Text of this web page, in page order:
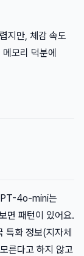
지만, 체감 속도
모리 덕분에
4o-mini는
면 패턴이 있어요.
특화 정보(지자체
른다고 하지 않고